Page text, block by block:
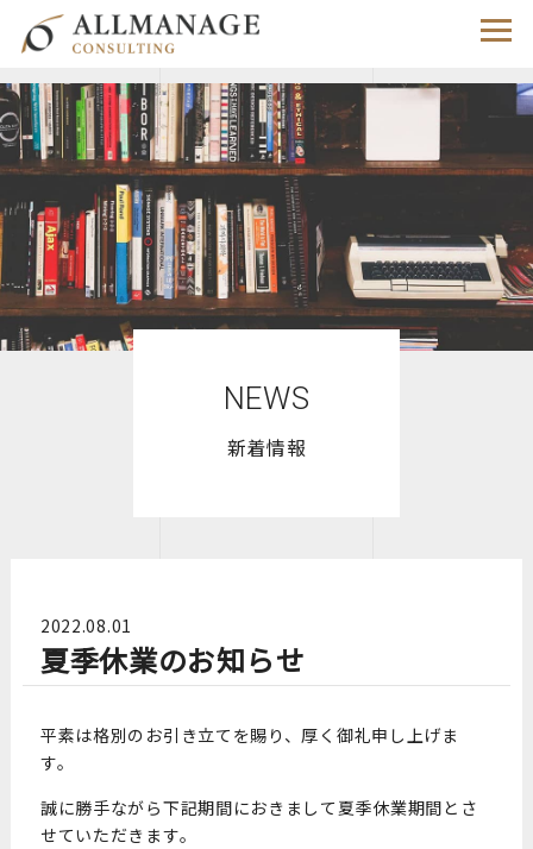
NEWS
新着情報
2022.08.01
夏季休業のお知らせ
平素は格別のお引き立てを賜り、厚く御礼申し上げま
す。
誠に勝手ながら下記期間におきまして夏季休業期間とさ
せていただきます。